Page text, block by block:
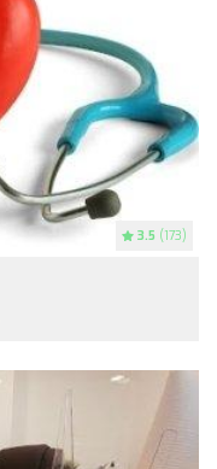
3.5 (173)